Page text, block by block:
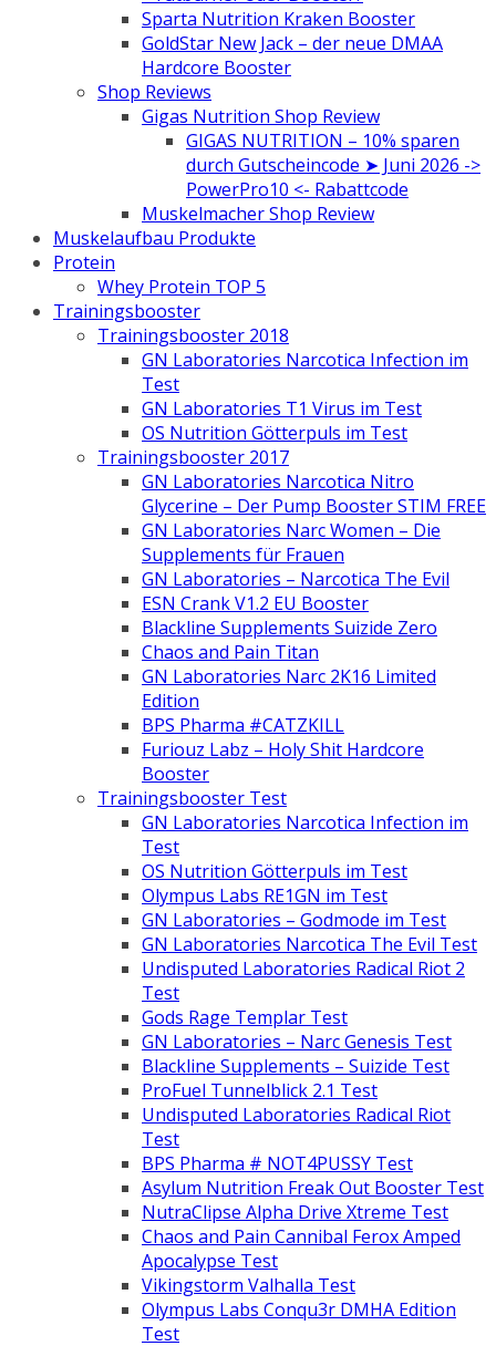
Sparta Nutrition Kraken Booster
GoldStar New Jack – der neue DMAA
Hardcore Booster
Shop Reviews
Gigas Nutrition Shop Review
GIGAS NUTRITION – 10% sparen
durch Gutscheincode ➤ Juni 2026 ->
PowerPro10 <- Rabattcode
Muskelmacher Shop Review
Muskelaufbau Produkte
Protein
Whey Protein TOP 5
Trainingsbooster
Trainingsbooster 2018
GN Laboratories Narcotica Infection im
Test
GN Laboratories T1 Virus im Test
OS Nutrition Götterpuls im Test
Trainingsbooster 2017
GN Laboratories Narcotica Nitro
Glycerine – Der Pump Booster STIM FREE
GN Laboratories Narc Women – Die
Supplements für Frauen
GN Laboratories – Narcotica The Evil
ESN Crank V1.2 EU Booster
Blackline Supplements Suizide Zero
Chaos and Pain Titan
GN Laboratories Narc 2K16 Limited
Edition
BPS Pharma #CATZKILL
Furiouz Labz – Holy Shit Hardcore
Booster
Trainingsbooster Test
GN Laboratories Narcotica Infection im
Test
OS Nutrition Götterpuls im Test
Olympus Labs RE1GN im Test
GN Laboratories – Godmode im Test
GN Laboratories Narcotica The Evil Test
Undisputed Laboratories Radical Riot 2
Test
Gods Rage Templar Test
GN Laboratories – Narc Genesis Test
Blackline Supplements – Suizide Test
ProFuel Tunnelblick 2.1 Test
Undisputed Laboratories Radical Riot
Test
BPS Pharma # NOT4PUSSY Test
Asylum Nutrition Freak Out Booster Test
NutraClipse Alpha Drive Xtreme Test
Chaos and Pain Cannibal Ferox Amped
Apocalypse Test
Vikingstorm Valhalla Test
Olympus Labs Conqu3r DMHA Edition
Test